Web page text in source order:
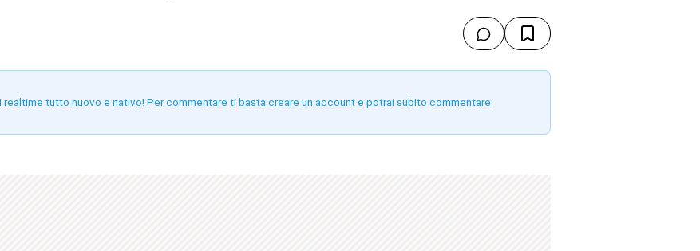
tutto nuovo e nativo! Per commentare ti basta creare un account e potrai subito commentare.